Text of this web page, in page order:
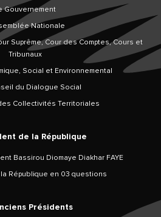
Gouvernement
Nationale
Suprême, Cour des Comptes, Cours et
Tribunaux
Social et Environnemental
du Dialogue Social
Collectivités Territoriales
de la République
Bassirou Diomaye Diakhar FAYE
République en 03 questions
Présidents